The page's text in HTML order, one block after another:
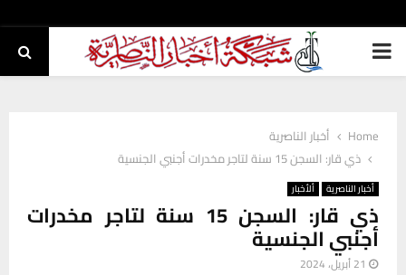
PRIMARY
Home
أخبار الناصرية
ذي قار: السجن 15 سنة لتاجر مخدرات أجنبي الجنسية
أخبار الناصرية ألأخبار
ذي قار: السجن 15 سنة لتاجر مخدرات
أجنبي الجنسية
21 أبريل، 2024